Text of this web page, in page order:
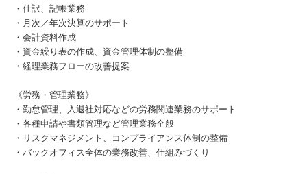
・仕訳、記帳業務
・月次／年次決算のサポート
・会計資料作成
・資金繰り表の作成、資金管理体制の整備
・経理業務フローの改善提案
《労務・管理業務》
・勤怠管理、入退社対応などの労務関連業務のサポート
・各種申請や書類管理など管理業務全般
・リスクマネジメント、コンプライアンス体制の整備
・バックオフィス全体の業務改善、仕組みづくり